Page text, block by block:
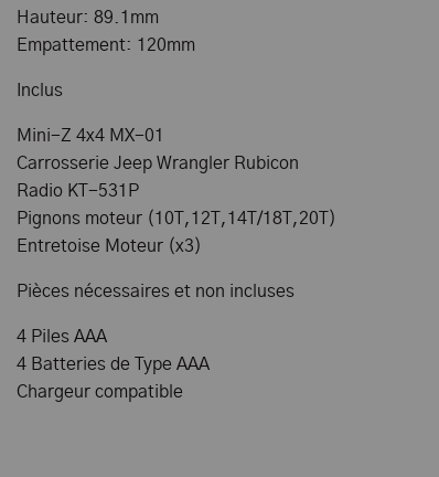
Hauteur: 89.1mm
Empattement: 120mm
Inclus
Mini-Z 4x4 MX-01
Carrosserie Jeep Wrangler Rubicon
Radio KT-531P
Pignons moteur (10T,12T,14T/18T,20T)
Entretoise Moteur (x3)
Pièces nécessaires et non incluses
4 Piles AAA
4 Batteries de Type AAA
Chargeur compatible